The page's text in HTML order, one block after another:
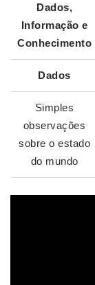
Dados,
Informação e
Conhecimento
Dados
Simples
observações
sobre o estado
do mundo